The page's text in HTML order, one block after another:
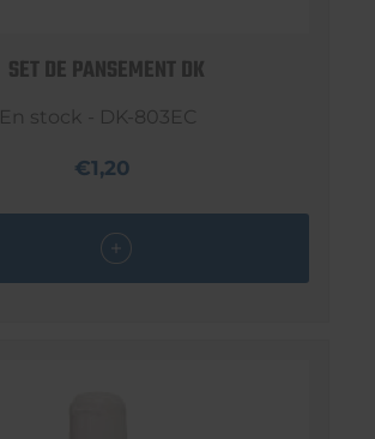
SET DE PANSEMENT DK
En stock - DK-803EC
€1,20